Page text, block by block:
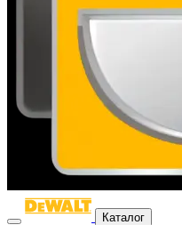
Каталог